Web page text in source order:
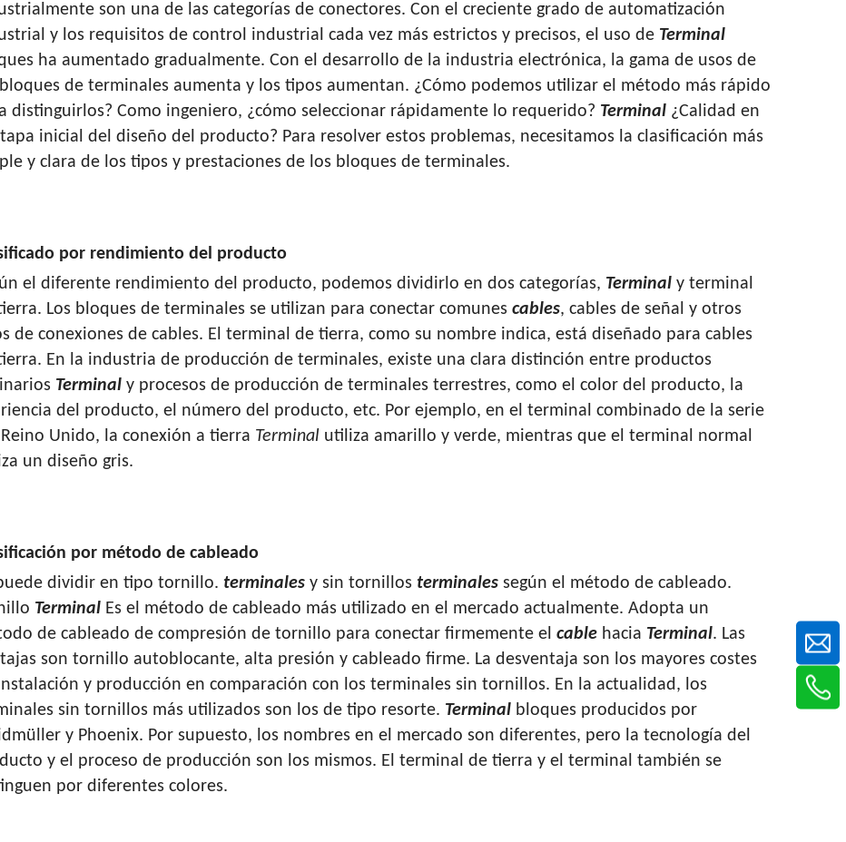
son una de las categorías de conectores. Con el creciente grado de automatización
y los requisitos de control industrial cada vez más estrictos y precisos, el uso de Terminal
ha aumentado gradualmente. Con el desarrollo de la industria electrónica, la gama de usos de
de terminales aumenta y los tipos aumentan. ¿Cómo podemos utilizar el método más rápido
distinguirlos? Como ingeniero, ¿cómo seleccionar rápidamente lo requerido? Terminal ¿Calidad en
inicial del diseño del producto? Para resolver estos problemas, necesitamos la clasificación más
y clara de los tipos y prestaciones de los bloques de terminales.
por rendimiento del producto
el diferente rendimiento del producto, podemos dividirlo en dos categorías, Terminal y terminal
Los bloques de terminales se utilizan para conectar comunes cables, cables de señal y otros
de conexiones de cables. El terminal de tierra, como su nombre indica, está diseñado para cables
En la industria de producción de terminales, existe una clara distinción entre productos
Terminal y procesos de producción de terminales terrestres, como el color del producto, la
del producto, el número del producto, etc. Por ejemplo, en el terminal combinado de la serie
Unido, la conexión a tierra Terminal utiliza amarillo y verde, mientras que el terminal normal
un diseño gris.
por método de cableado
dividir en tipo tornillo. terminales y sin tornillos terminales según el método de cableado.
Terminal Es el método de cableado más utilizado en el mercado actualmente. Adopta un
de cableado de compresión de tornillo para conectar firmemente el cable hacia Terminal. Las
son tornillo autoblocante, alta presión y cableado firme. La desventaja son los mayores costes
y producción en comparación con los terminales sin tornillos. En la actualidad, los
sin tornillos más utilizados son los de tipo resorte. Terminal bloques producidos por
y Phoenix. Por supuesto, los nombres en el mercado son diferentes, pero la tecnología del
y el proceso de producción son los mismos. El terminal de tierra y el terminal también se
por diferentes colores.